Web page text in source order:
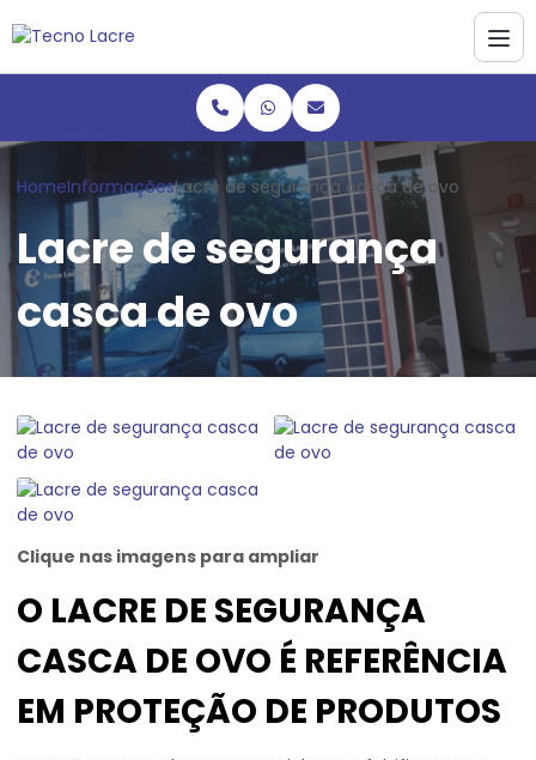
HomeInformaçõesLacre de segurança casca de ovo
Lacre de segurança
casca de ovo
Clique nas imagens para ampliar
O LACRE DE SEGURANÇA
CASCA DE OVO É REFERÊNCIA
EM PROTEÇÃO DE PRODUTOS